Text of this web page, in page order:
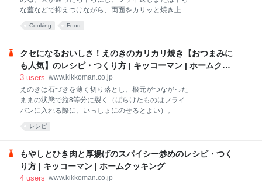
な蓋などで抑えつけながら、両面をカリッと焼き上げ
Cooking Food
クセになるおいしさ！えのきのカリカリ焼き【おつまみに
も人気】のレシピ・つくり方 | キッコーマン | ホームクッ
キング
3 users www.kikkoman.co.jp
えのきは石づきを薄く切り落とし、根元がつながった
ままの状態で縦8等分に裂く（ばらけたものはフライ
パンに入れる際に、いっしょにのせるとよい）。
レシピ
もやしとひき肉と厚揚げのスパイシー炒めのレシピ・つく
り方 | キッコーマン | ホームクッキング
4 users www.kikkoman.co.jp